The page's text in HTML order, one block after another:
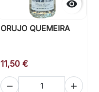

ORUJO QUEMEIRA
11,50 €
 